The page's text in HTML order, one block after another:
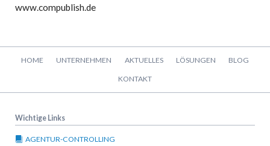
www.compublish.de
HOME UNTERNEHMEN AKTUELLES LÖSUNGEN BLOG
KONTAKT
Wichtige Links
AGENTUR-CONTROLLING